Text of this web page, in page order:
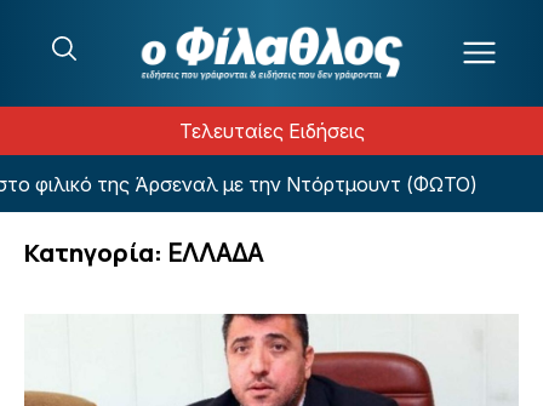
Τελευταίες Ειδήσεις
Άρσεναλ με την Ντόρτμουντ (ΦΩΤΟ)
Κατηγορία: EΛΛΑΔΑ